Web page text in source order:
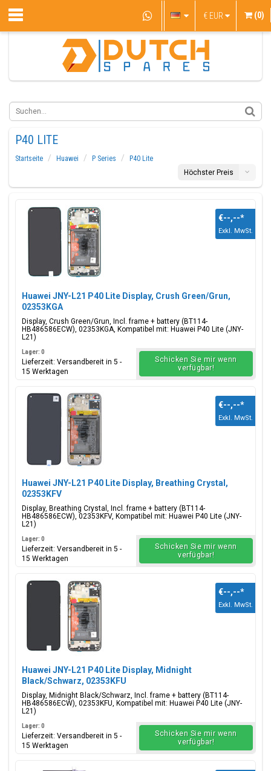
€ EUR (0)
P40 LITE
Startseite Huawei P Series
P40 Lite
Höchster Preis
Huawei JNY-L21 P40 Lite Display, Crush Green/Grun,
02353KGA
Display, Crush Green/Grun, Incl. frame + battery (BT114-
HB486586ECW), 02353KGA, Kompatibel mit: Huawei P40 Lite (JNY-
L21)
€--,--*
Exkl. MwSt.
Lager: 0
Lieferzeit: Versandbereit in 5 -
15 Werktagen
Schicken Sie mir wenn
verfügbar!
Huawei JNY-L21 P40 Lite Display, Breathing Crystal,
02353KFV
Display, Breathing Crystal, Incl. frame + battery (BT114-
HB486586ECW), 02353KFV, Kompatibel mit: Huawei P40 Lite (JNY-
L21)
€--,--*
Exkl. MwSt.
Lager: 0
Lieferzeit: Versandbereit in 5 -
15 Werktagen
Schicken Sie mir wenn
verfügbar!
Huawei JNY-L21 P40 Lite Display, Midnight
Black/Schwarz, 02353KFU
Display, Midnight Black/Schwarz, Incl. frame + battery (BT114-
HB486586ECW), 02353KFU, Kompatibel mit: Huawei P40 Lite (JNY-
L21)
€--,--*
Exkl. MwSt.
Lager: 0
Lieferzeit: Versandbereit in 5 -
15 Werktagen
Schicken Sie mir wenn
verfügbar!